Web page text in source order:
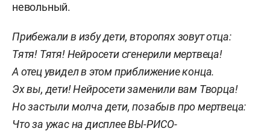
невольный.
Прибежали в избу дети, второпях зовут отца:
Тятя! Тятя! Нейросети сгенерили мертвеца!
А отец увидел в этом приближение конца.
Эх вы, дети! Нейросети заменили вам Творца!
Но застыли молча дети, позабыв про мертвеца:
Что за ужас на дисплее ВЫ-РИСО-